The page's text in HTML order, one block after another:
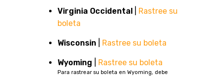
Virginia Occidental
Rastree su
boleta
Wisconsin Rastree su boleta
Wyoming Rastree su boleta
Para rastrear su boleta en Wyoming, debe